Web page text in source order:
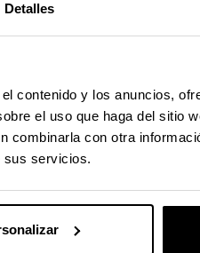
Detalles
contenido y los anuncios,
el uso que haga del sitio
combinarla con otra
sus servicios.